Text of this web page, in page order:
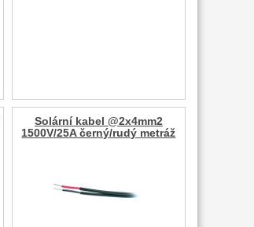
Solární kabel @2x4mm2
1500V/25A černý/rudý metráž